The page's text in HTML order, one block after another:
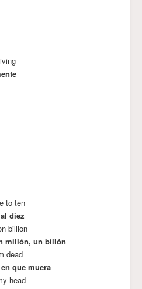
to ten
diez
billion
millón, un billón
dead
que muera
head